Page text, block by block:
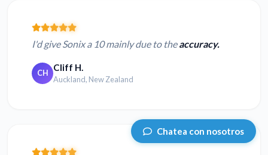
I'd give Sonix a 10 mainly due to theaccuracy.
CH Cliff H.
Auckland, New Zealand
Chatea con nosotros